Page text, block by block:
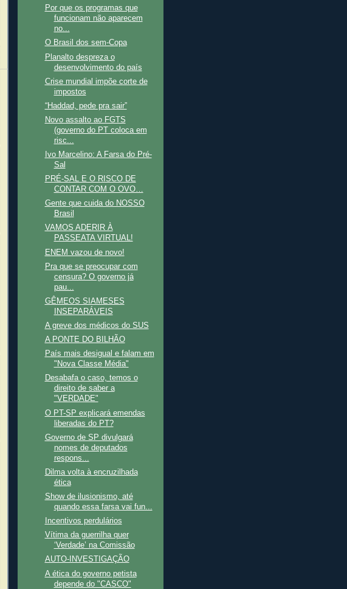
Por que os programas que
funcionam não aparecem
no...
O Brasil dos sem-Copa
Planalto despreza o
desenvolvimento do país
Crise mundial impõe corte de
impostos
“Haddad, pede pra sair”
Novo assalto ao FGTS
(governo do PT coloca em
risc...
Ivo Marcelino: A Farsa do Pré-
Sal
PRÉ-SAL E O RISCO DE
CONTAR COM O OVO…
Gente que cuida do NOSSO
Brasil
VAMOS ADERIR À
PASSEATA VIRTUAL!
ENEM vazou de novo!
Pra que se preocupar com
censura? O governo já
pau...
GÊMEOS SIAMESES
INSEPARÁVEIS
A greve dos médicos do SUS
A PONTE DO BILHÃO
País mais desigual e falam em
"Nova Classe Média"
Desabafa o caso, temos o
direito de saber a
"VERDADE"
O PT-SP explicará emendas
liberadas do PT?
Governo de SP divulgará
nomes de deputados
respons...
Dilma volta à encruzilhada
ética
Show de ilusionismo, até
quando essa farsa vai fun...
Incentivos perdulários
Vítima da guerrilha quer
‘Verdade’ na Comissão
AUTO-INVESTIGAÇÃO
A ética do governo petista
depende do "CASCO"